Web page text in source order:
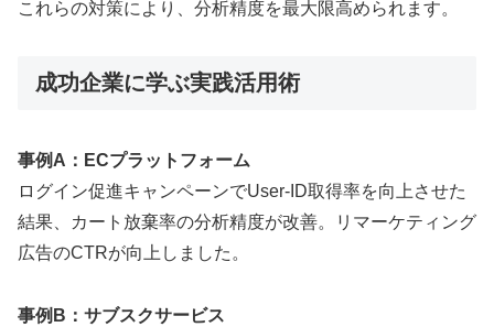
これらの対策により、分析精度を最大限高められます。
成功企業に学ぶ実践活用術
事例A：ECプラットフォーム
ログイン促進キャンペーンでUser-ID取得率を向上させた
結果、カート放棄率の分析精度が改善。リマーケティング
広告のCTRが向上しました。
事例B：サブスクサービス